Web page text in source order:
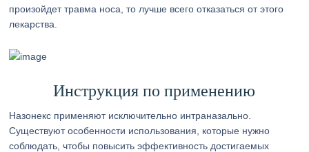
произойдет травма носа, то лучше всего отказаться от этого
лекарства.
Инструкция по применению
Назонекс применяют исключительно интраназально.
Существуют особенности использования, которые нужно
соблюдать, чтобы повысить эффективность достигаемых